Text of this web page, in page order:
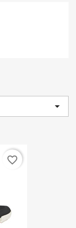

favorite_border